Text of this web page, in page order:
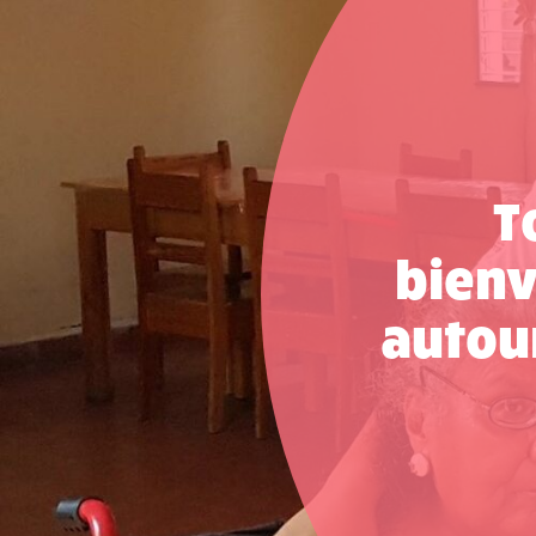
L’Arche Avalon – Project
L’Arche Fredericton – Project
Visitez le site Web
El Arca en Querétaro I.A.P.
Visitez le site Web
El Arca Choluteca
Voir les détails
El Arca De Tegucigalpa
Visitez le site Web
El Arca de México I.A.P.